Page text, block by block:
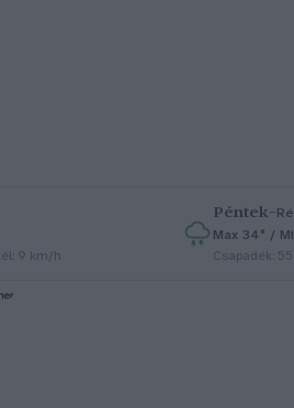
9 km/h
Péntek–
Max 34° /
Csapadék: